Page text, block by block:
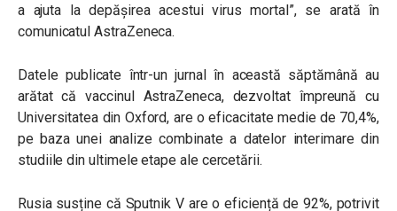
a ajuta la depășirea acestui virus mortal”, se arată în
comunicatul AstraZeneca.
Datele publicate într-un jurnal în această săptămână au
arătat că vaccinul AstraZeneca, dezvoltat împreună cu
Universitatea din Oxford, are o eficacitate medie de 70,4%,
pe baza unei analize combinate a datelor interimare din
studiile din ultimele etape ale cercetării.
Rusia susține că Sputnik V are o eficiență de 92%, potrivit